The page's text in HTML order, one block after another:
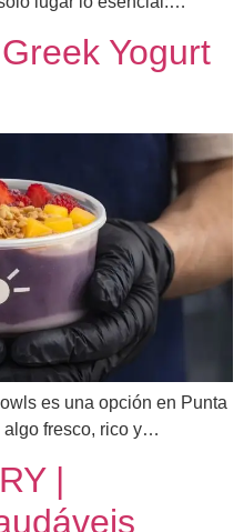
Yogurt
es una opción en Punta
algo fresco, rico y…
|